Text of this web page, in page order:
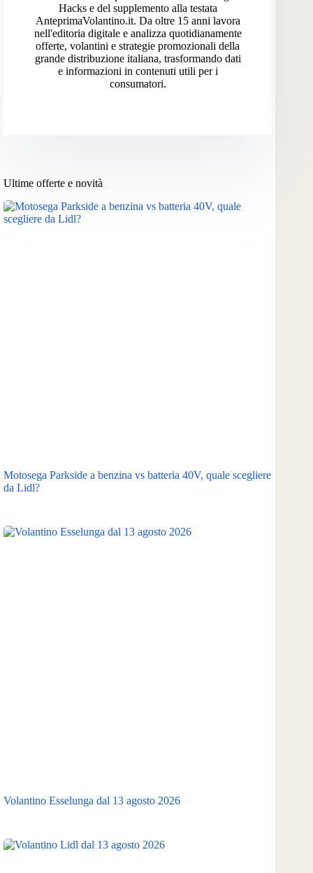
Hacks e del supplemento alla testata
AnteprimaVolantino.it. Da oltre 15 anni lavora
nell'editoria digitale e analizza quotidianamente
offerte, volantini e strategie promozionali della
grande distribuzione italiana, trasformando dati
e informazioni in contenuti utili per i
consumatori.
Ultime offerte e novità
Motosega Parkside a benzina vs batteria 40V, quale scegliere
da Lidl?
Volantino Esselunga dal 13 agosto 2026